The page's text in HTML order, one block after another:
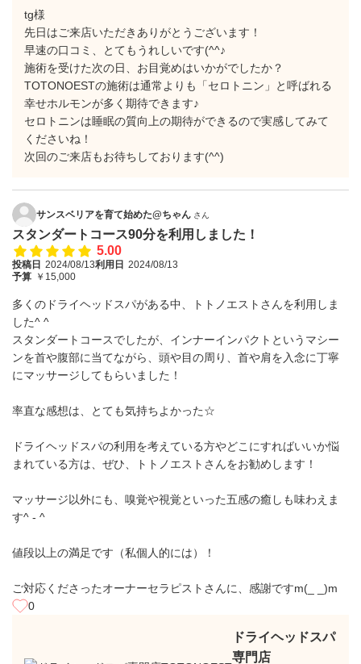
tg様
先日はご来店いただきありがとうございます！
早速の口コミ、とてもうれしいです(^^♪
施術を受けた次の日、お目覚めはいかがでしたか？
TOTONOESTの施術は通常よりも「セロトニン」と呼ばれる
幸せホルモンが多く期待できます♪
セロトニンは睡眠の質向上の期待ができるので実感してみて
くださいね！
次回のご来店もお待ちしております(^^)
サンスベリアを育て始めた@ちゃん さん
スタンダートコース90分を利用しました！
5.00
投稿日 2024/08/13利用日 2024/08/13
予算 ￥15,000
多くのドライヘッドスパがある中、トトノエストさんを利用しま
した^ ^
スタンダートコースでしたが、インナーインパクトというマシー
ンを首や腹部に当てながら、頭や目の周り、首や肩を入念に丁寧
にマッサージしてもらいました！
率直な感想は、とても気持ちよかった☆
ドライヘッドスパの利用を考えている方やどこにすればいいか悩
まれている方は、ぜひ、トトノエストさんをお勧めします！
マッサージ以外にも、嗅覚や視覚といった五感の癒しも味わえま
す^ - ^
値段以上の満足です（私個人的には）！
ご対応くださったオーナーセラピストさんに、感謝ですm(_ _)m
0
ドライヘッドスパ
専門店